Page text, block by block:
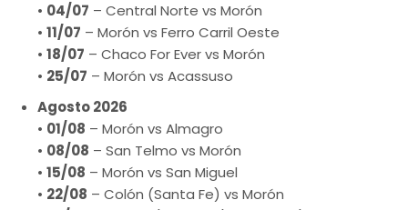
• 04/07 – Central Norte vs Morón
• 11/07 – Morón vs Ferro Carril Oeste
• 18/07 – Chaco For Ever vs Morón
• 25/07 – Morón vs Acassuso
Agosto 2026
• 01/08 – Morón vs Almagro
• 08/08 – San Telmo vs Morón
• 15/08 – Morón vs San Miguel
• 22/08 – Colón (Santa Fe) vs Morón